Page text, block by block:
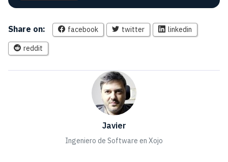
Share on: facebook twitter linkedin
reddit
Javier
Ingeniero de Software en Xojo